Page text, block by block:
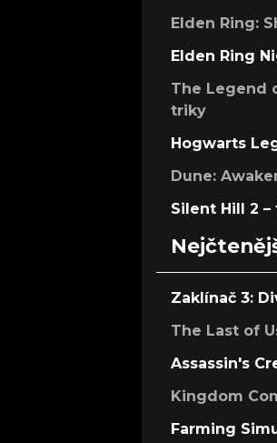
Elden Ring:
Elden Ring
The Legend
triky
Hogwarts
Dune:
Silent Hill 2
Zaklínač 3:
The Last of
Assassin's
Kingdom
Farming